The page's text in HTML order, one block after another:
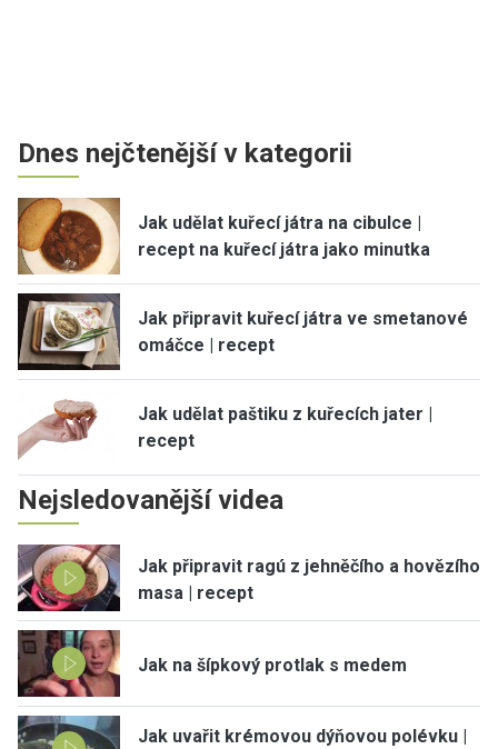
Dnes nejčtenější v kategorii
Jak udělat kuřecí játra na cibulce |
recept na kuřecí játra jako minutka
Jak připravit kuřecí játra ve smetanové
omáčce | recept
Jak udělat paštiku z kuřecích jater |
recept
Nejsledovanější videa
Jak připravit ragú z jehněčího a hovězího
masa | recept
Jak na šípkový protlak s medem
Jak uvařit krémovou dýňovou polévku |